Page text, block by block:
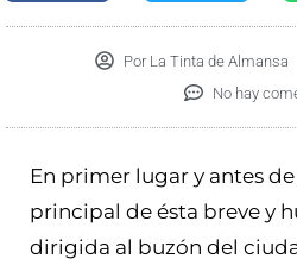
PorLa Tinta de Almansa
No hay
En primer lugar y antes
principal de ésta breve y
dirigida al buzón del